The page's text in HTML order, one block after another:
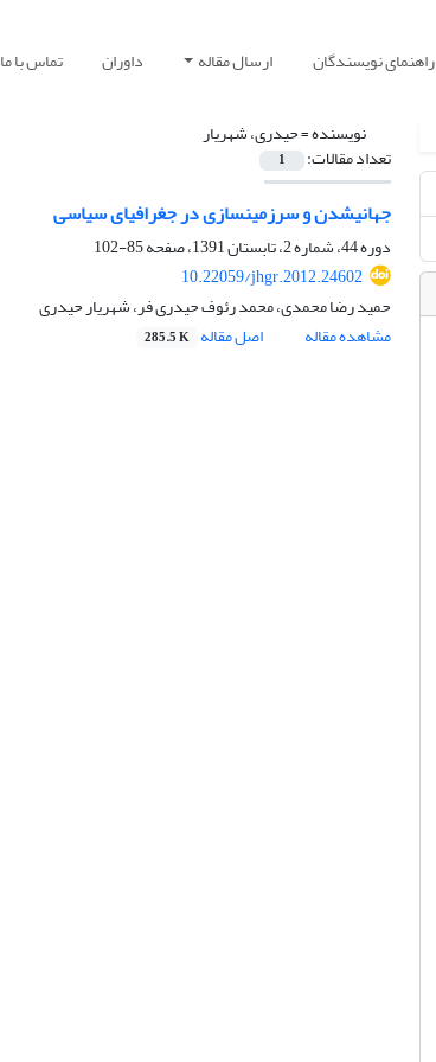
راهنمای نویسندگان ارسال مقاله داوران تماس با ما
نویسنده =حیدری، شهریار
تعداد مقالات: 1
جهانی‎شدن و سرزمین‎سازی در جغرافیای سیاسی
دوره 44، شماره 2، تابستان 1391، صفحه
85-102
10.22059/jhgr.2012.24602
حمید رضا محمدی، محمد رئوف حیدری فر، شهریار حیدری
مشاهده مقاله
اصل مقاله 285.5 K